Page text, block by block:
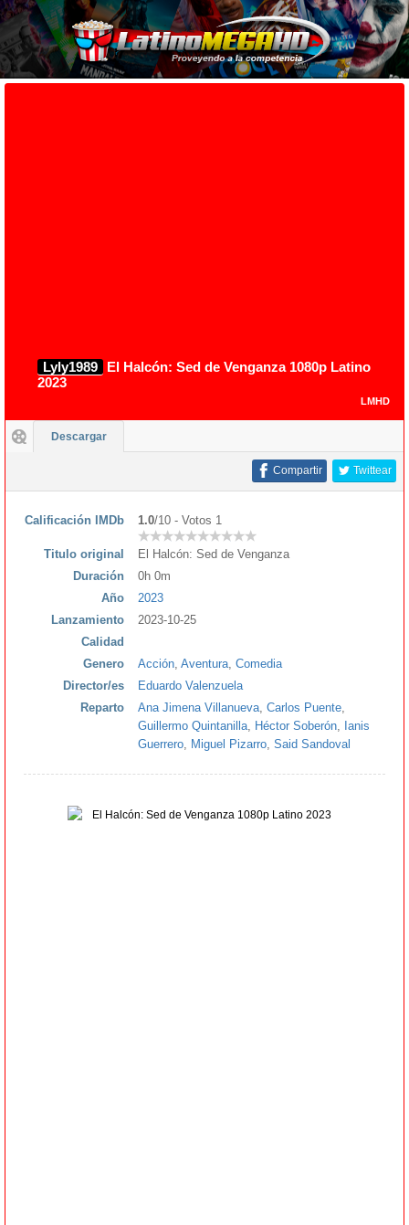
Lyly1989
El Halcón: Sed de Venganza 1080p Latino
2023
LMHD
Descargar
Twittear
Compartir
Calificación IMDb 1.0/10 - Votos 1
Titulo original
El Halcón: Sed de Venganza
Duración
0h 0m
Año
2023
Lanzamiento
2023-10-25
Calidad
Genero
Acción Aventura Comedia
Director/es
Eduardo Valenzuela
Reparto
Ana Jimena Villanueva Carlos Puente
Guillermo Quintanilla
Héctor Soberón
Ianis
Guerrero
Miguel Pizarro Said Sandoval